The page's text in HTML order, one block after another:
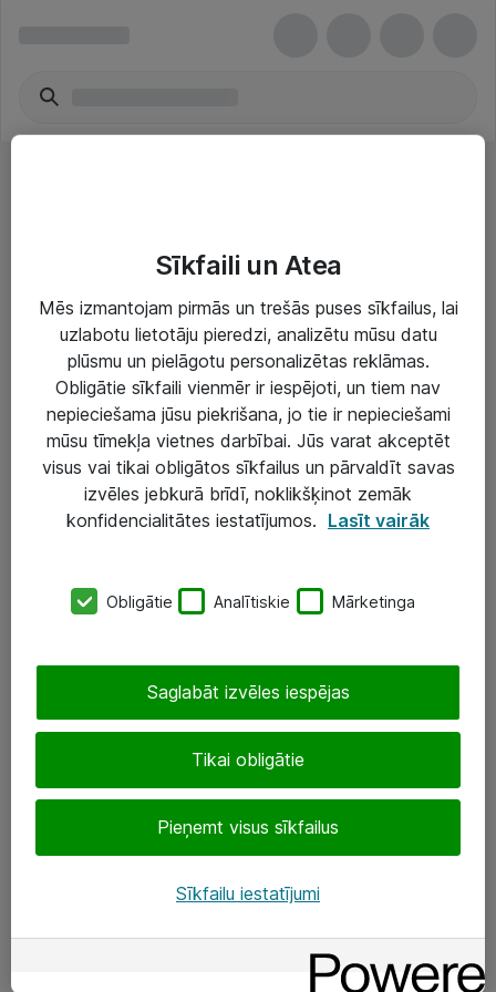
Risinājumi & Pakalpojumi
IT serviss un atbalsts
IT infrastruktūra
Darba vietu IT risinājumi
SIA „ATEA”
+(371) 67 81 90 50
eShop@atea.lv
Sekojiet mums
Sīkfaili un Atea
Mēs izmantojam pirmās un trešās puses sīkfailus, lai
uzlabotu lietotāju pieredzi, analizētu mūsu datu
plūsmu un pielāgotu personalizētas reklāmas.
Obligātie sīkfaili vienmēr ir iespējoti, un tiem nav
nepieciešama jūsu piekrišana, jo tie ir nepieciešami
mūsu tīmekļa vietnes darbībai. Jūs varat akceptēt
visus vai tikai obligātos sīkfailus un pārvaldīt savas
izvēles jebkurā brīdī, noklikšķinot zemāk
konfidencialitātes iestatījumos. Lasīt vairāk
Obligātie Analītiskie Mārketinga
Tikai obligātie
Pieņemt visus sīkfailus
Saglabāt izvēles iespējas
Sīkfailu iestatījumi